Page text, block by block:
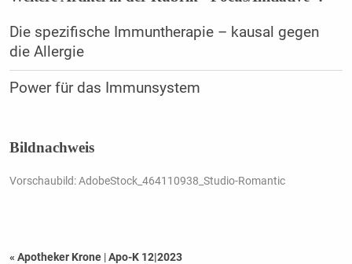
Die spezifische Immuntherapie – kausal gegen
die Allergie
Power für das Immunsystem
Bildnachweis
Vorschaubild: AdobeStock_464110938_Studio-Romantic
« Apotheker Krone |Apo-K 12|2023